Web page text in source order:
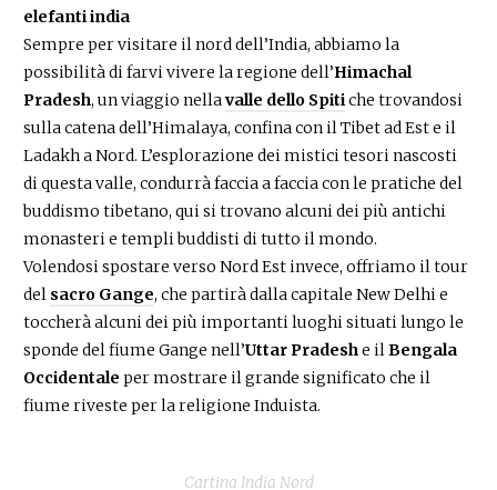
elefanti india
Sempre per visitare il nord dell’India, abbiamo la
possibilità di farvi vivere la regione dell’Himachal
Pradesh, un viaggio nellavalle dello Spitiche trovandosi
sulla catena dell’Himalaya, confina con il Tibet ad Est e il
Ladakh a Nord. L’esplorazione dei mistici tesori nascosti
di questa valle, condurrà faccia a faccia con le pratiche del
buddismo tibetano, qui si trovano alcuni dei più antichi
monasteri e templi buddisti di tutto il mondo.
Volendosi spostare verso Nord Est invece, offriamo il tour
del sacro Gange, che partirà dalla capitale New Delhi e
toccherà alcuni dei più importanti luoghi situati lungo le
sponde del fiume Gange nell’Uttar Pradeshe ilBengala
Occidentale per mostrare il grande significato che il
fiume riveste per la religione Induista.
Cartina India Nord